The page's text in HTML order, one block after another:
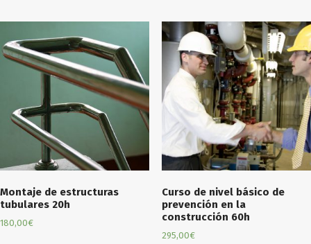
Montaje de estructuras
tubulares 20h
180,00€
Curso de nivel básico de
prevención en la
construcción 60h
295,00€